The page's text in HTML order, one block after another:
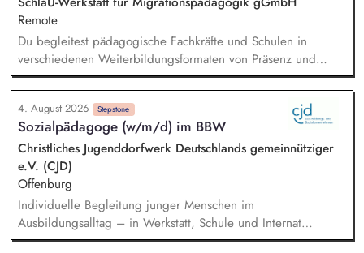
Fachkräfte mit daran angeschlossenen
Weiterbildungsangeboten online wie offline.
Remote
Du begleitest pädagogische Fachkräfte und Schulen in
verschiedenen Weiterbildungsformaten von Präsenz und
Online-Workshops bis hin zu pädogischen Tagen und erstellst
Online-Selbstlernkurse für unsere Plattform schlau-lernen.org.
Die inhaltlichen Schwerpunkte liegen dabei auf den
Bereichen Lesen lernen, Mehrsprachigkeitsbewusstsein und
Alphabetisierung in der Grundschule.
4. August 2026 Stepstone
Sozialpädagoge (w/m/d) im BBW
Christliches Jugenddorfwerk Deutschlands gemeinnütziger
e.V. (CJD)
Offenburg
Individuelle Begleitung junger Menschen im
Ausbildungsalltag – in Werkstatt, Schule und Internat
Gruppenangebote gestalten, die soziale Kompetenzen und